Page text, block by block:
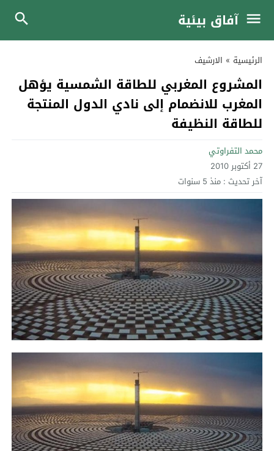
آفاق بيئية
الرئيسية » الارشيف
المشروع المغربي للطاقة الشمسية يؤهل
المغرب للانضمام إلى نادي الدول المنتجة
للطاقة النظيفة
محمد التفراوتي
27 أكتوبر 2010
آخر تحديث : منذ 5 سنوات